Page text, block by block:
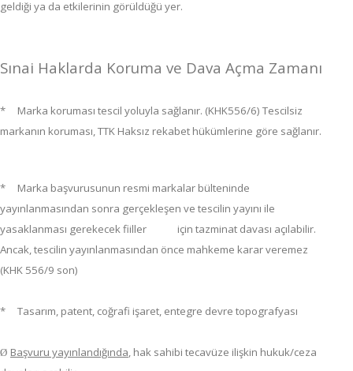
geldiği ya da etkilerinin görüldüğü yer.
Sınai Haklarda Koruma ve Dava Açma Zamanı
* Marka koruması tescil yoluyla sağlanır. (KHK556/6) Tescilsiz
markanın koruması, TTK Haksız rekabet hükümlerine göre sağlanır.
* Marka başvurusunun resmi markalar bülteninde
yayınlanmasından sonra gerçekleşen ve tescilin yayını ile
yasaklanması gerekecek fiiller için tazminat davası açılabilir.
Ancak, tescilin yayınlanmasından önce mahkeme karar veremez
(KHK 556/9 son)
* Tasarım, patent, coğrafi işaret, entegre devre topografyası
Ø Başvuru yayınlandığında, hak sahibi tecavüze ilişkin hukuk/ceza